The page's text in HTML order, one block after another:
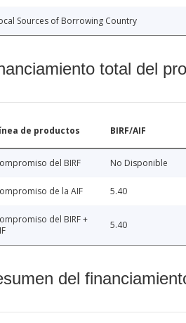
Sources of Borrowing Country
total del
de productos BIRF/AIF
del BIRF No Disponible
de la AIF 5.40
del BIRF +
5.40
del